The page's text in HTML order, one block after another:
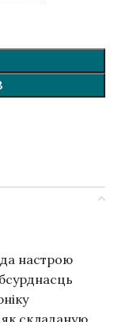
настрою
складаную